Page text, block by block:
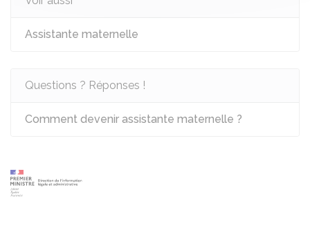
Assistante maternelle
Questions ? Réponses !
Comment devenir assistante maternelle ?